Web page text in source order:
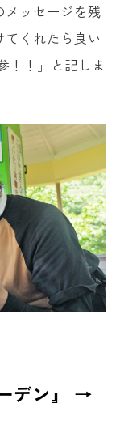
ッセージを残
くれたら良い
！！」と記しま
デン』 →